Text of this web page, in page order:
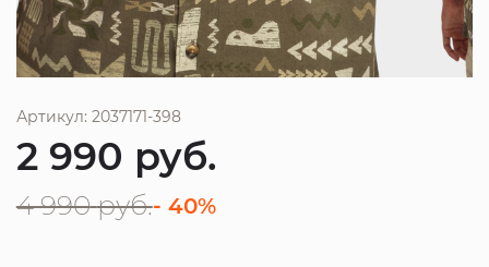
Артикул: 2037171-398
2 990 руб.
4 990 руб.- 40%